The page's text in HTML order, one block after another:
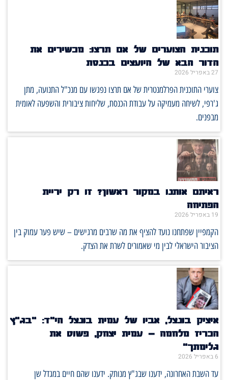
תוכנית הצוערים של אם תרצו: מכשירים את
הדור הבא של היועצים בכנסת
27 באפריל 2026
צוערי התוכנית הפרלמנטרית של אם תרצו נפגשו עם מנכ"ל התנועה, מתן
ג'רפי, לשיחה מעמיקה על עבודת הכנסת, שליחות ציבורית והשפעה לאומית
מבפנים.
ראיתם אותנו במקור ראשון? זו רק יריית
הפתיחה
19 באפריל 2026
הקמפיין שפתחנו נועד להציף את מה שרבים מרגישים – שיש פער עמוק בין
הציבור הישראלי לבין מי שאמורים לשרת את הצדק.
איציק בונצל, אביו של עמית בונצל הי"ד: "בג"ץ
הכריז מלחמה – עמית יצחק, פשוט את
גלימתך"
6 באפריל 2026
עד השבת האחרונה, ידענו שבג"ץ מנותק. ידענו שהם חיים במגדל שן